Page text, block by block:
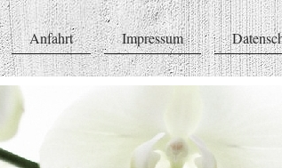
Anfahrt Impressum